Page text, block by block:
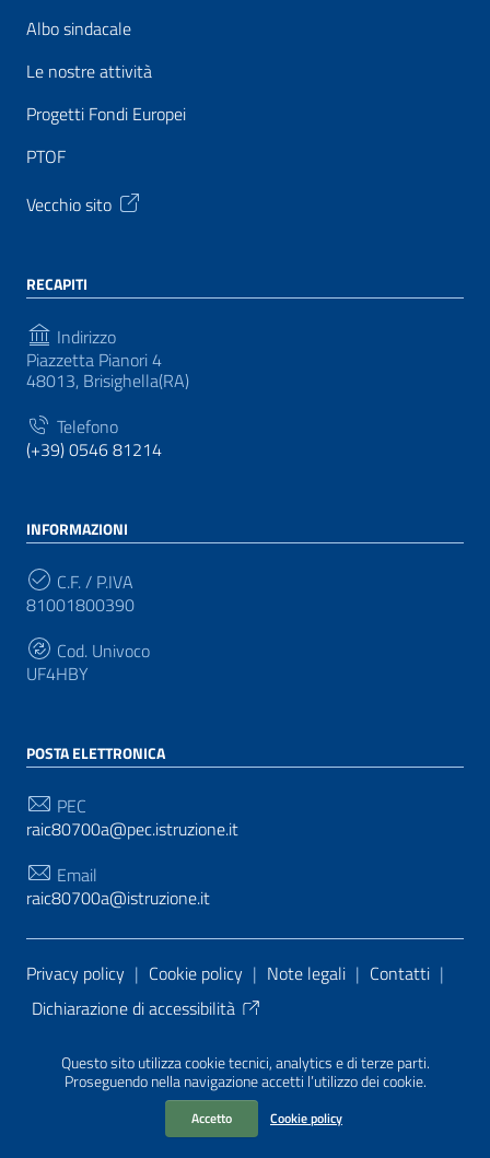
Questo sito utilizza cookie tecnici, analytics e di terze parti.
Proseguendo nella navigazione accetti l’utilizzo dei cookie.
Accetto Cookie policy
Albo sindacale
Le nostre attività
Progetti Fondi Europei
PTOF
Vecchio sito
RECAPITI
Indirizzo
Piazzetta Pianori 4
48013, Brisighella(RA)
Telefono
(+39) 0546 81214
INFORMAZIONI
C.F. / P.IVA
81001800390
Cod. Univoco
UF4HBY
POSTA ELETTRONICA
PEC
raic80700a@pec.istruzione.it
Email
raic80700a@istruzione.it
Sezione Link Utili
Privacy policy | Cookie policy | Note legali | Contatti |
Dichiarazione di accessibilità
PA di AgID
| Realizzato con WordPress
da